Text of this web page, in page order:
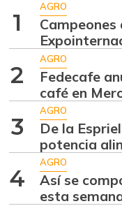
07/25/2026
Arracacha
07/25/2026
Arroz de
07/25/2026
Arroz de
07/06/2013
Arveja
1
AGRO
2
AGRO
Fedecafe
café en
3
AGRO
De la
potencia
4
AGRO
Así se
esta